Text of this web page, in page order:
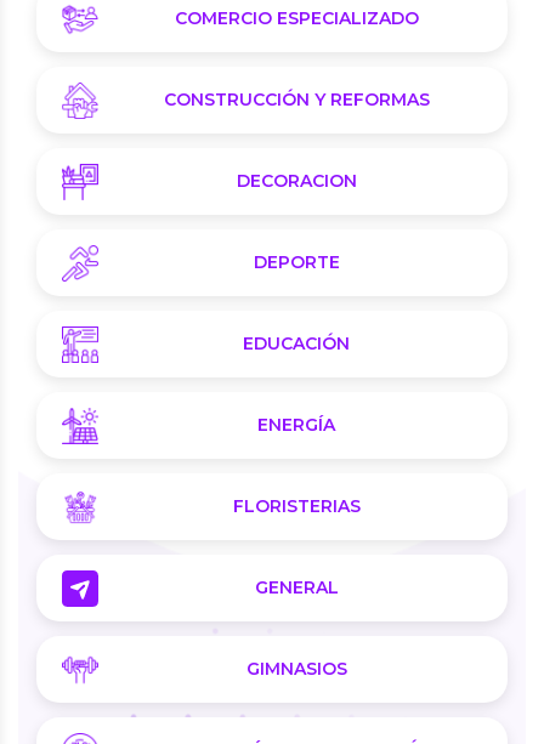
COMERCIO ESPECIALIZADO
CONSTRUCCIÓN Y REFORMAS
DECORACION
DEPORTE
EDUCACIÓN
ENERGÍA
FLORISTERIAS
GENERAL
GIMNASIOS